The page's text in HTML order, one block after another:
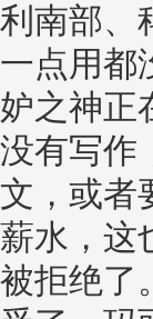
南部
用都
之神正
有写
，或
水，
拒绝